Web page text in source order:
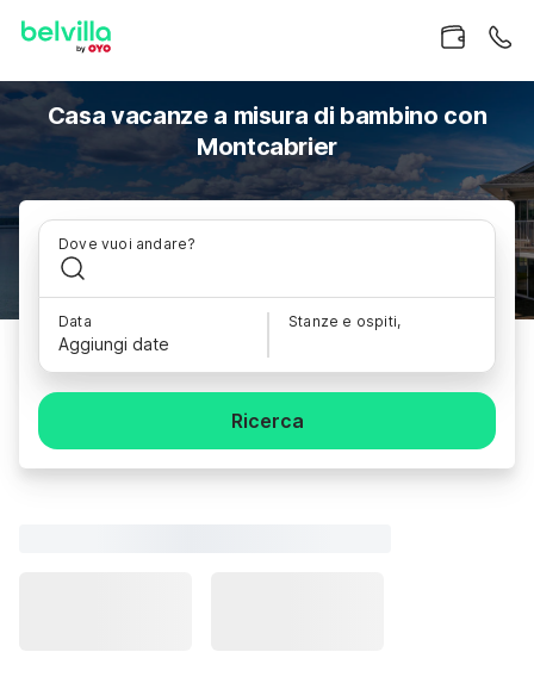
Casa vacanze a misura di bambino con
Montcabrier
Dove vuoi andare?
Data
Aggiungi date
Stanze e ospiti,
Ricerca